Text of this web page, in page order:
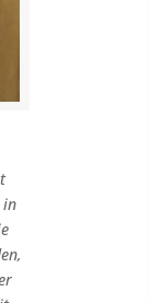
in